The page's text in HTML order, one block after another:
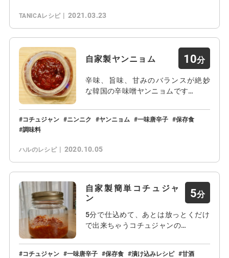
TANICAレシピ 2021.03.23
自家製ヤンニョム 10
辛味、旨味、甘みのバランスが絶妙
な韓国の辛味噌ヤンニョムです…
コチュジャン ニンニク ヤンニョム 一味唐辛子
保存食
調味料
ハルのレシピ 2020.10.05
自家製簡単コチュジャ
ン
5
5分で仕込めて、あとは放っとくだけ
で出来ちゃうコチュジャンの…
コチュジャン 一味唐辛子 保存食 漬け込みレシピ
甘酒